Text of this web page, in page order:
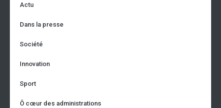
Actu
Dans la presse
Société
Innovation
Sport
Ô cœur des administrations